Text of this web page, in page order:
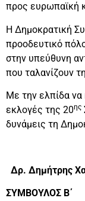
προς ευρωπαϊκή
Η Δημοκρατική
προοδευτικό
στην υπεύθυνη
που ταλανίζουν
Με την ελπίδα να
εκλογές της 20ης
δυνάμεις τη
Δρ. Δημήτρης
ΣΥΜΒΟΥΛΟΣ Β΄